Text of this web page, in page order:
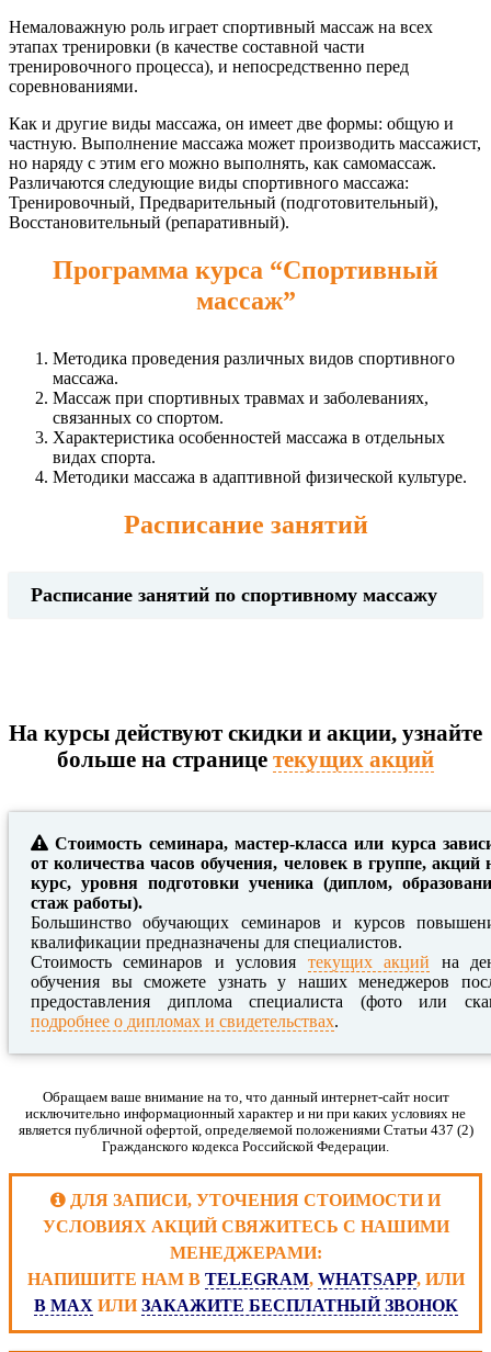
Немаловажную роль играет спортивный массаж на всех
этапах тренировки (в качестве составной части
тренировочного процесса), и непосредственно перед
соревнованиями.
Как и другие виды массажа, он имеет две формы: общую и
частную. Выполнение массажа может производить массажист,
но наряду с этим его можно выполнять, как самомассаж.
Различаются следующие виды спортивного массажа:
Тренировочный, Предварительный (подготовительный),
Восстановительный (репаративный).
Программа курса “Спортивный
массаж”
Методика проведения различных видов спортивного
массажа.
Массаж при спортивных травмах и заболеваниях,
связанных со спортом.
Характеристика особенностей массажа в отдельных
видах спорта.
Методики массажа в адаптивной физической культуре.
Расписание занятий
Расписание занятий по спортивному массажу
На курсы действуют скидки и акции, узнайте
больше на странице текущих акций
Стоимость семинара, мастер-класса или курса
от количества часов обучения, человек в группе, акций
курс, уровня подготовки ученика (диплом,
стаж работы).
Большинство обучающих семинаров и курсов
квалификации предназначены для специалистов.
Стоимость семинаров и условия текущих акций на
обучения вы сможете узнать у наших менеджеров
предоставления диплома специалиста (фото или
подробнее о дипломах и свидетельствах.
Обращаем ваше внимание на то, что данный интернет-сайт носит
исключительно информационный характер и ни при каких условиях не
является публичной офертой, определяемой положениями Статьи 437 (2)
Гражданского кодекса Российской Федерации.
ДЛЯ ЗАПИСИ, УТОЧЕНИЯ СТОИМОСТИ И
УСЛОВИЯХ АКЦИЙ СВЯЖИТЕСЬ С НАШИМИ
МЕНЕДЖЕРАМИ:
НАПИШИТЕ НАМ В TELEGRAM, WHATSAPP, ИЛИ
В MAX ИЛИЗАКАЖИТЕ БЕСПЛАТНЫЙ ЗВОНОК